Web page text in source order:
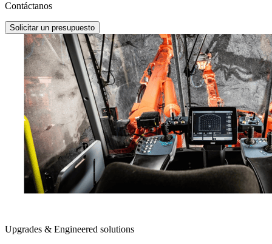
Contáctanos
Solicitar un presupuesto
Upgrades & Engineered solutions